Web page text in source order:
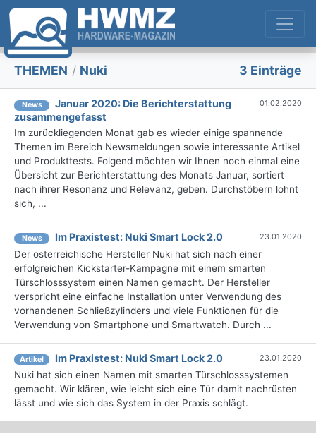
THEMEN / Nuki 3 Einträge
News
Januar 2020: Die Berichterstattung
zusammengefasst
01.02.2020
Im zurückliegenden Monat gab es wieder einige spannende
Themen im Bereich Newsmeldungen sowie interessante Artikel
und Produkttests. Folgend möchten wir Ihnen noch einmal eine
Übersicht zur Berichterstattung des Monats Januar, sortiert
nach ihrer Resonanz und Relevanz, geben. Durchstöbern lohnt
sich, ...
News Im Praxistest: Nuki Smart Lock 2.0 23.01.2020
Der österreichische Hersteller Nuki hat sich nach einer
erfolgreichen Kickstarter-Kampagne mit einem smarten
Türschlosssystem einen Namen gemacht. Der Hersteller
verspricht eine einfache Installation unter Verwendung des
vorhandenen Schließzylinders und viele Funktionen für die
Verwendung von Smartphone und Smartwatch. Durch ...
Artikel Im Praxistest: Nuki Smart Lock 2.0 23.01.2020
Nuki hat sich einen Namen mit smarten Türschlosssystemen
gemacht. Wir klären, wie leicht sich eine Tür damit nachrüsten
lässt und wie sich das System in der Praxis schlägt.